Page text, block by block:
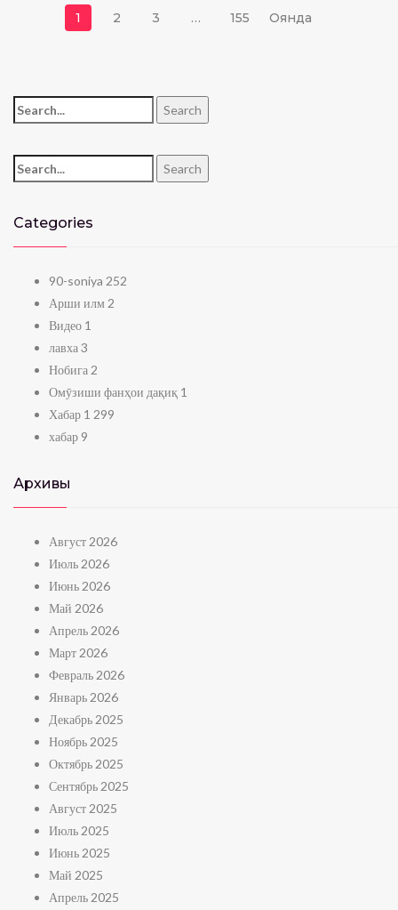
Навигация по записям
1 2 3 … 155 Оянда
Search for: Search
Search for: Search
Categories
90-soniya 252
Арши илм 2
Видео 1
лавха3
Нобига 2
Омӯзиши фанҳои дақиқ 1
Хабар 1 299
хабар 9
Архивы
Август 2026
Июль 2026
Июнь 2026
Май 2026
Апрель 2026
Март 2026
Февраль 2026
Январь 2026
Декабрь 2025
Ноябрь 2025
Октябрь 2025
Сентябрь 2025
Август 2025
Июль 2025
Июнь 2025
Май 2025
Апрель 2025